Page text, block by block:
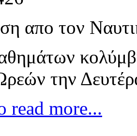
απο τον
την
read more...